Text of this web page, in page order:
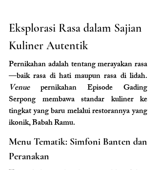
Eksplorasi Rasa dalam Sajian
Kuliner Autentik
Pernikahan adalah tentang merayakan rasa
Venue pernikahan Episode Gading
Serpong membawa standar kuliner ke
tingkat yang baru melalui restorannya yang
ikonik, Babah Ramu.
Menu Tematik: Simfoni Banten dan
Peranakan